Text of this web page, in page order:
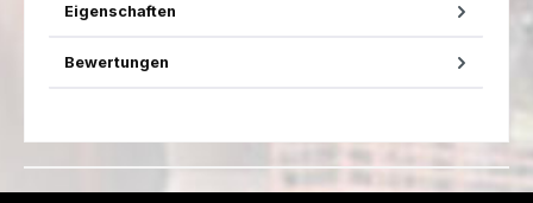
Eigenschaften
Bewertungen